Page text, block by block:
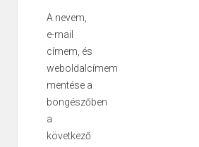
A nevem,
e-mail
címem, és
weboldalcímem
mentése a
böngészőben
a
következő